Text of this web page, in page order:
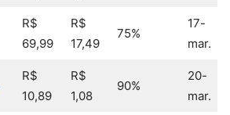
R$
69,99
R$
17,49
75%
17-
mar.
R$
10,89
R$
1,08
90%
20-
mar.